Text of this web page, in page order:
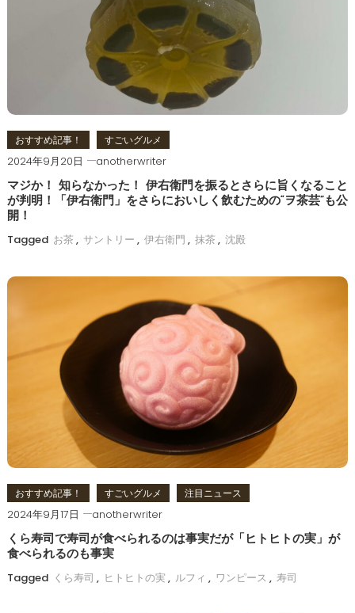
ン
おすすめ記事！ すごいグルメ
2024年9月20日 anotherwriter
マジか！ 知らなかった！ 伊右衛門を振るとさらに旨くなること
が判明！「伊右衛門」をさらにおいしく飲むための“ヲ茶芸”も公
開！
Tagged お茶 , サントリー , 伊右衛門 , 抹茶 , 沈殿
おすすめ記事！ すごいグルメ 注目ニュース
2024年9月17日 anotherwriter
くら寿司で寿司が食べられるのは事実だが「ヒトヒトの実」が
食べられるのも事実
Tagged くら寿司 , ヒトヒトの実 , ルフィ , ワンピース , 寿司